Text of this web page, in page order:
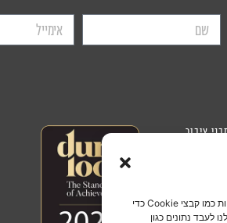
כדי לספק את חוויות המשתמש הטובות ביותר, אנו משתמשים בטכנולוגיות כמו קבצי Cookie כדי
לעבד נתונים כגון
ציבור
ציבור